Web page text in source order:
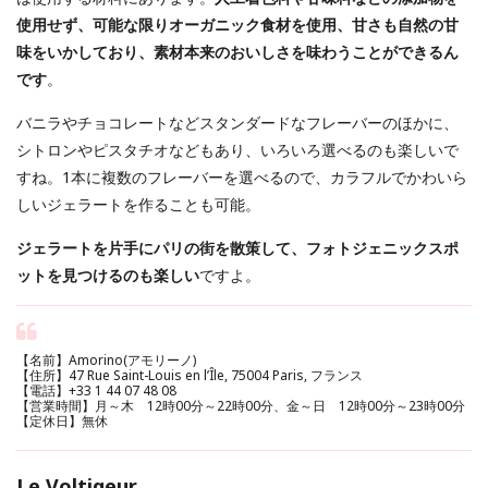
使用せず、可能な限りオーガニック食材を使用、甘さも自然の甘
味をいかしており、素材本来のおいしさを味わうことができるん
です。
バニラやチョコレートなどスタンダードなフレーバーのほかに、
シトロンやピスタチオなどもあり、いろいろ選べるのも楽しいで
すね。1本に複数のフレーバーを選べるので、カラフルでかわいら
しいジェラートを作ることも可能。
ジェラートを片手にパリの街を散策して、フォトジェニックスポ
ットを見つけるのも楽しいですよ。
【名前】Amorino(アモリーノ)
【住所】47 Rue Saint-Louis en l’Île, 75004 Paris, フランス
【電話】+33 1 44 07 48 08
【営業時間】月～木 12時00分～22時00分、金～日 12時00分～23時00分
【定休日】無休